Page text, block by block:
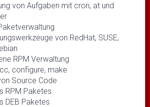
von Aufgaben mit cron, at und
von RedHat, SUSE,
RPM Verwaltung
configure, make
Source Code
RPM Paketes
DEB Paketes